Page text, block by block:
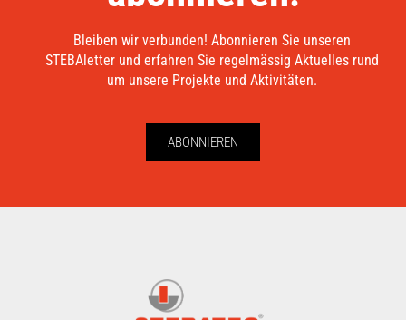
Bleiben wir verbunden! Abonnieren Sie unseren
STEBAletter und erfahren Sie regelmässig Aktuelles rund
um unsere Projekte und Aktivitäten.
ABONNIEREN